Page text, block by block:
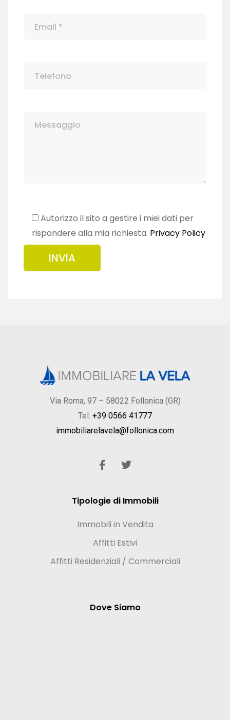
Autorizzo il sito a gestire i miei dati per
rispondere alla mia richiesta. Privacy Policy
Via Roma, 97 – 58022 Follonica (GR)
Tel: +39 0566 41777
immobiliarelavela@follonica.com
Tipologie di Immobili
Immobili in Vendita
Affitti Estivi
Affitti Residenziali / Commerciali
Dove Siamo